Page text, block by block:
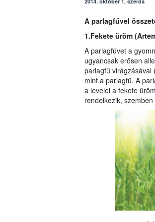
A parlagfűvel
1.Fekete üröm
A parlagfüvet a
ugyancsak erősen
parlagfű virágzásával
mint a parlagfű. A
a levelei a fekete
rendelkezik,